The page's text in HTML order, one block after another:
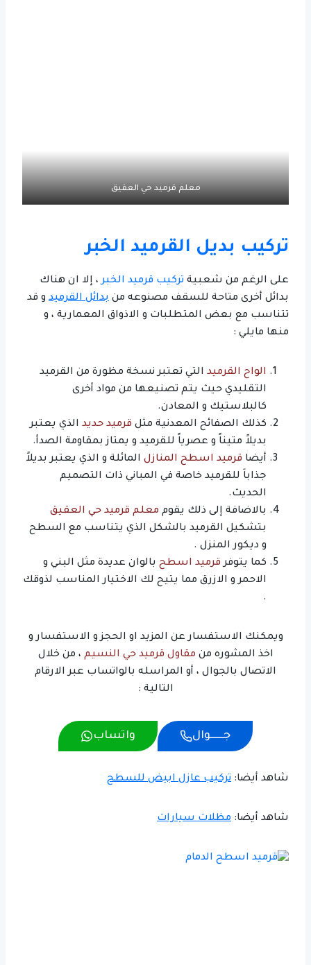
معلم قرميد حي العقيق
تركيب بديل القرميد الخبر
على الرغم من شعبية تركيب قرميد الخبر، إلا ان هناك
بدائل أخرى متاحة للسقف مصنوعه من بدائل القرميد و قد
تتناسب مع بعض المتطلبات و الاذواق المعمارية ، و
منها مايلي :
الواح القرميد التي تعتبر نسخة مظورة من القرميد
التقليدي حيث يتم تصنيعها من مواد أخرى
كالبلاستيك و المعادن.
كذلك الصفائح المعدنية مثل قرميد حديد الذي يعتبر
بديلاً متيناً و عصرياً للقرميد و يمتاز بمقاومة الصدأ.
أيضا قرميد اسطح المنازل المائلة و الذي يعتبر بديلاً
جذاباَ للقرميد خاصة في المباني ذات التصميم
الحديث.
بالاضافة إلى ذلك يقوم معلم قرميد حي العقيق
بتشكيل القرميد بالشكل الذي يتناسب مع السطح
و ديكور المنزل .
كما يتوفرقرميد اسطح بالوان عديدة مثل البني و
الاحمر و الازرق مما يتيح لك الاختيار المناسب لذوقك
.
ويمكنك الاستفسار عن المزيد او الحجز و الاستفسار و
اخذ المشوره من مقاول قرميد حي النسيم ، من خلال
الاتصال بالجوال ، أو المراسله بالواتساب عبر الارقام
التالية :
جــــــوال واتساب
شاهد أيضا: تركيب عازل ابيض للسطح
شاهد أيضا: مظلات سيارات